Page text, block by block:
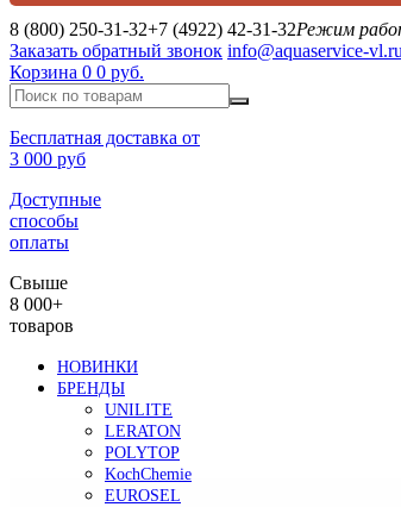
8 (800) 250-31-32+7 (4922) 42-31-32Режим
Заказать обратный звонок info@aquaservice-vl.ru
Корзина 0 0 руб.
Бесплатная доставка от
3 000 руб
Доступные
способы
оплаты
Свыше
8 000+
товаров
НОВИНКИ
БРЕНДЫ
UNILITE
LERATON
POLYTOP
KochChemie
EUROSEL